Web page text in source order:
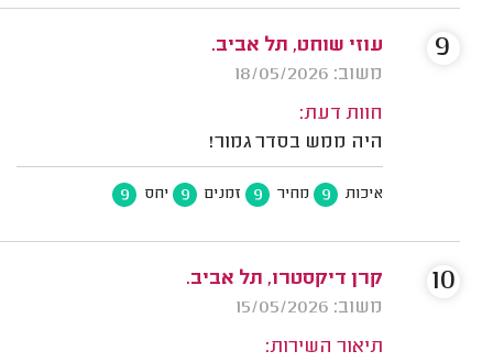
עוזי שוחט, תל אביב.
משוב: 18/05/2026
חוות דעת:
היה ממש בסדר גמור!
איכות 9 מחיר 9 זמנים 9 יחס 9
9
קרן דיקסטרו, תל אביב.
משוב: 15/05/2026
תיאור השירות:
10